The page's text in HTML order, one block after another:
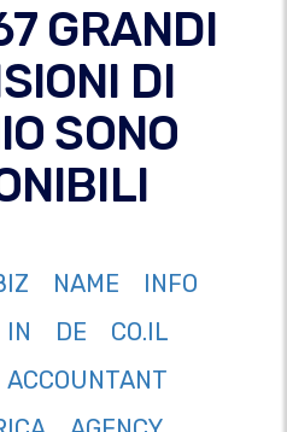
GRANDI
DI
SONO
NAME
INFO
IN DE
CO.IL
ACCOUNTANT